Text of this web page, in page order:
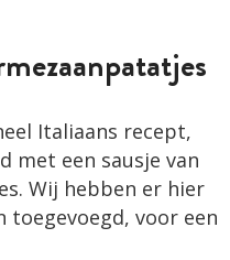
Italiaans recept,
met een sausje van
Wij hebben er hier
toegevoegd, voor een